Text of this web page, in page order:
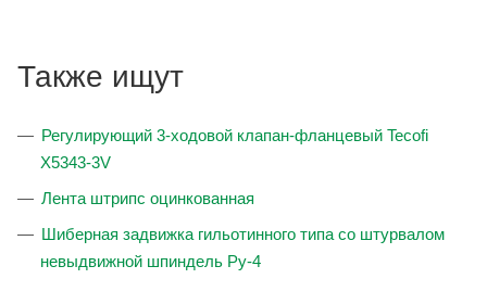
Также ищут
Регулирующий 3-ходовой клапан-фланцевый Tecofi
X5343-3V
Лента штрипс оцинкованная
Шиберная задвижка гильотинного типа со штурвалом
невыдвижной шпиндель Ру-4